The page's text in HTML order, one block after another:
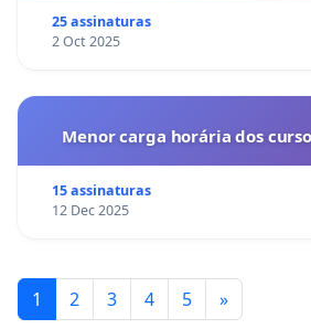
25 assinaturas
2 Oct 2025
Menor carga horária dos
15 assinaturas
12 Dec 2025
1 2 3 4 5 »